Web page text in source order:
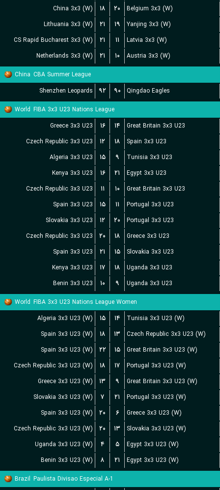
China 3x3 (W) ۱۸ ۲۰
Belgium 3x3 (W)
Lithuania 3x3 (W)
۲۱ ۱۹
Yanjing 3x3 (W)
CS Rapid Bucharest 3x3 (W)
۲۱ ۱۱
Latvia 3x3 (W)
Netherlands 3x3 (W)
۲۱ ۱۰
Austria 3x3 (W)
China CBA Summer League
Shenzhen Leopards
۹۲ ۹۰
Qingdao Eagles
World FIBA 3x3 U23 Nations League
Greece 3x3 U23
۱۶ ۱۴
Great Britain 3x3 U23
Czech Republic 3x3 U23
۱۲ ۱۸
Spain 3x3 U23
Algeria 3x3 U23
۱۵ ۹
Tunisia 3x3 U23
Kenya 3x3 U23
۱۶ ۲۱
Egypt 3x3 U23
Czech Republic 3x3 U23
۱۱ ۱۰
Great Britain 3x3 U23
Spain 3x3 U23
۱۵ ۱۱
Portugal 3x3 U23
Slovakia 3x3 U23
۱۲ ۲۰
Portugal 3x3 U23
Czech Republic 3x3 U23
۲۰ ۱۸
Greece 3x3 U23
Spain 3x3 U23
۲۱ ۱۵
Slovakia 3x3 U23
Kenya 3x3 U23
۱۷ ۱۸
Uganda 3x3 U23
Benin 3x3 U23
۱۰ ۹
Uganda 3x3 U23
World FIBA 3x3 U23 Nations League Women
Algeria 3x3 U23 (W)
۱۵ ۱۴
Tunisia 3x3 U23 (W)
Spain 3x3 U23 (W)
۱۸ ۱۳
Czech Republic 3x3 U23 (W)
Spain 3x3 U23 (W)
۲۲ ۱۵
Great Britain 3x3 U23 (W)
Czech Republic 3x3 U23 (W)
۱۸ ۱۷
Portugal 3x3 U23 (W)
Greece 3x3 U23 (W)
۱۳ ۹
Great Britain 3x3 U23 (W)
Slovakia 3x3 U23 (W)
۷ ۲۱
Portugal 3x3 U23 (W)
Spain 3x3 U23 (W)
۲۰ ۶
Greece 3x3 U23 (W)
Czech Republic 3x3 U23 (W)
۲۰ ۱۳
Slovakia 3x3 U23 (W)
Uganda 3x3 U23 (W)
۴ ۵
Egypt 3x3 U23 (W)
Benin 3x3 U23 (W)
۸ ۲۱
Egypt 3x3 U23 (W)
Brazil Paulista Divisao Especial A-1